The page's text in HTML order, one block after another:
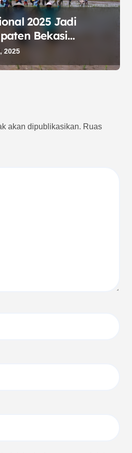
2025 Jadi
Bekasi
LP2B untuk Petani
2025
akan dipublikasikan. Ruas